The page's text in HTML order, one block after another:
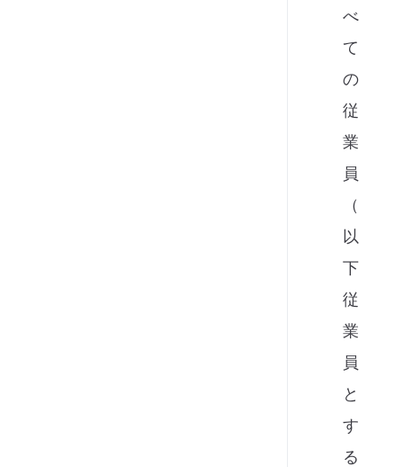
べ
て
の
従
業
員
（
以
下
従
業
員
と
す
る